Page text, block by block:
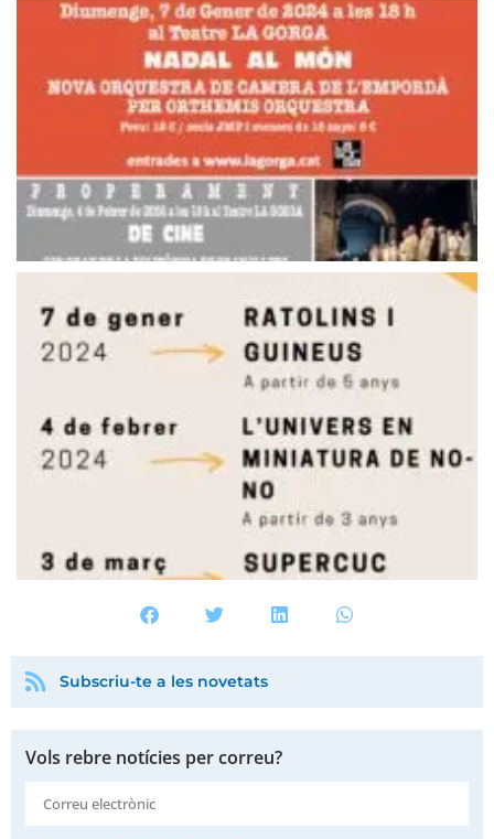
Subscriu-te a les novetats
Vols rebre notícies per correu?